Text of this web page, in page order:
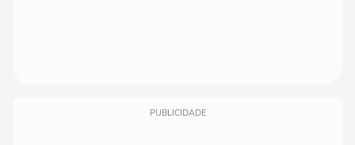
PUBLICIDADE